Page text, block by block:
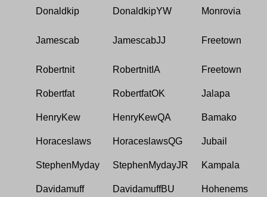
Donaldkip DonaldkipYW Monrovia
Jamescab JamescabJJ Freetown
Robertnit RobertnitIA Freetown
Robertfat RobertfatOK Jalapa
HenryKew HenryKewQA Bamako
Horaceslaws HoraceslawsQG Jubail
StephenMyday StephenMydayJR Kampala
Davidamuff DavidamuffBU Hohenems